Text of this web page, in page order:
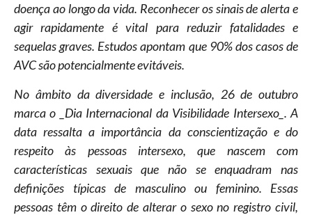
doença ao longo da vida. Reconhecer os sinais de alerta e
agir rapidamente é vital para reduzir fatalidades e
sequelas graves. Estudos apontam que 90% dos casos de
AVC são potencialmente evitáveis.
No âmbito da diversidade e inclusão, 26 de outubro
marca o _Dia Internacional da Visibilidade Intersexo_. A
data ressalta a importância da conscientização e do
respeito às pessoas intersexo, que nascem com
características sexuais que não se enquadram nas
definições típicas de masculino ou feminino. Essas
pessoas têm o direito de alterar o sexo no registro civil,